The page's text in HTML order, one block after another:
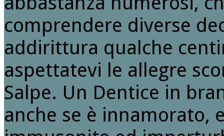
comprendere diverse
addirittura qualche
aspettatevi le allegre
Salpe. Un Dentice in
anche se è innamorato,